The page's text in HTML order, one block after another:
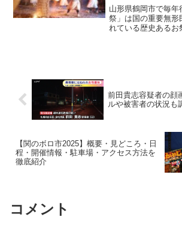
を紹介
山形県鶴岡市で毎年
祭」は国の重要無形
れている歴史あるお
前田貴志容疑者の顔
ルや被害者の状況も
【関のボロ市2025】概要・見どころ・日
程・開催情報・駐車場・アクセス方法を
徹底紹介
コメント